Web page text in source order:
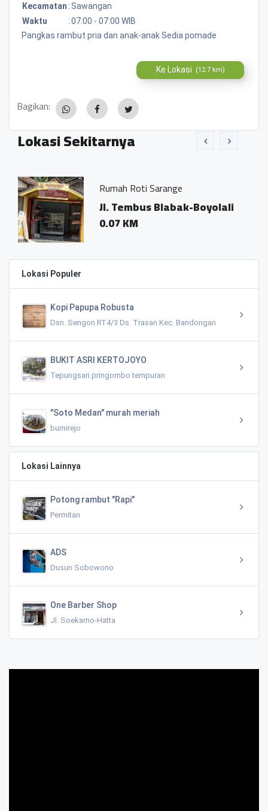
Kecamatan : Sawangan
Waktu
:07:00 - 07:00 WIB
Pangkas rambut pria dan anak-anak Sedia pomade
Ke Lokasi (12.7 km)
Bagikan:
Lokasi Sekitarnya
Rumah Roti Sarange
Jl. Tembus Blabak-Boyolali
0.07 KM
Lokasi Populer
Kopi Papupa Robusta
Dsn. Sengon RT4/3 Ds. Trasan Kec. Bandongan
BUKIT ASRI KERTOJOYO
Tepungsari pringombo tempuran
"Soto Medan" murah meriah
bumirejo
Lokasi Lainnya
Potong rambut "Rapi"
Permitan
ADS
Dusun Sobowono
One Barber Shop
Jl. Soekarno-Hatta